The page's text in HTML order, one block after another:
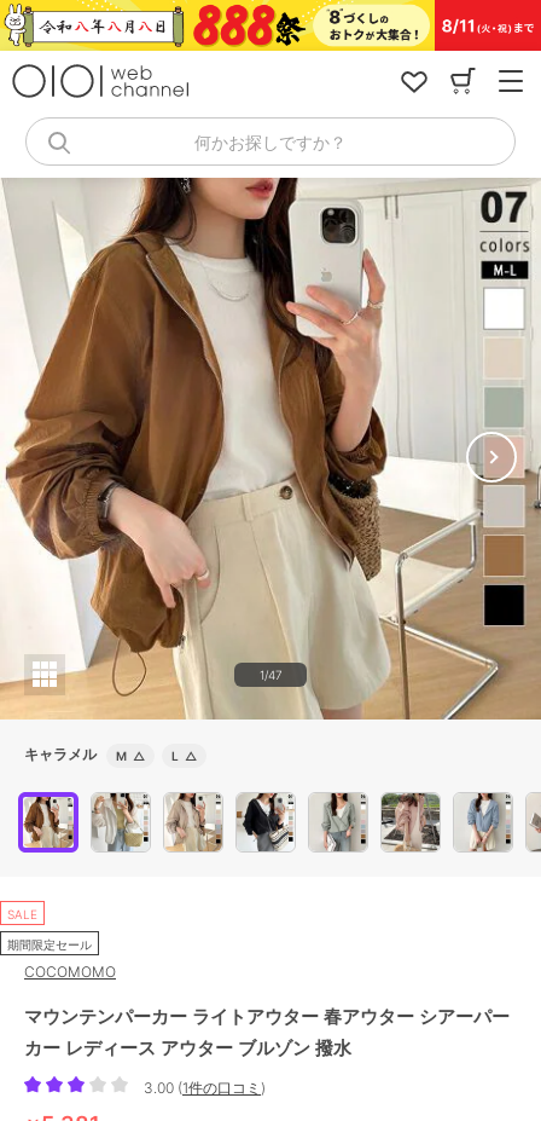
コ
ン
キ
ッ
プ
何かお探しですか？
1/47
キャラメル M △ L △
SALE
期間限定セール
COCOMOMO
マウンテンパーカー ライトアウター 春アウター シアーパー
カー レディース アウター ブルゾン 撥水
3.00 (1件の口コミ )